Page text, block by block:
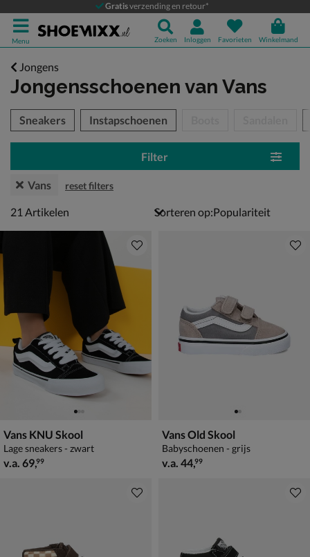
Gratisverzending en retour*
Menu Zoeken Inloggen Favorieten Winkelmand
Jongens
Jongensschoenen van Vans
over
Sneakers Instapschoenen
Filter
Vans reset filters
21 artikelen
21 Artikelen Sorteren op:
Vans KNU Skool
Lage sneakers - zwart
vanaf € 69,99
v.a. 69,99
Vans Old Skool
Babyschoenen - grijs
vanaf € 44,99
v.a. 44,99